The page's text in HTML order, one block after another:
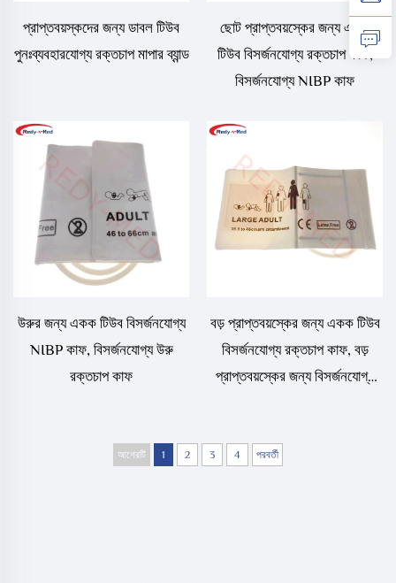
প্রাপ্তবয়স্কদের জন্য ডাবল টিউব
পুনঃব্যবহারযোগ্য রক্তচাপ মাপার ব্যান্ড
ছোট প্রাপ্তবয়স্কের জন্য একক
টিউব বিসর্জনযোগ্য রক্তচাপ কাফ,
বিসর্জনযোগ্য NIBP কাফ
উরুর জন্য একক টিউব বিসর্জনযোগ্য
NIBP কাফ, বিসর্জনযোগ্য উরু
রক্তচাপ কাফ
বড় প্রাপ্তবয়স্কের জন্য একক টিউব
বিসর্জনযোগ্য রক্তচাপ কাফ, বড়
প্রাপ্তবয়স্কের জন্য বিসর্জনযোগ্য
আগেরটি 1 2 3 4 পরবর্তী